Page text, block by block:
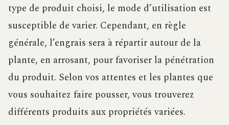
type de produit choisi, le mode d’utilisation est
susceptible de varier. Cependant, en règle
générale, l’engrais sera à répartir autour de la
plante, en arrosant, pour favoriser la pénétration
du produit. Selon vos attentes et les plantes que
vous souhaitez faire pousser, vous trouverez
différents produits aux propriétés variées.